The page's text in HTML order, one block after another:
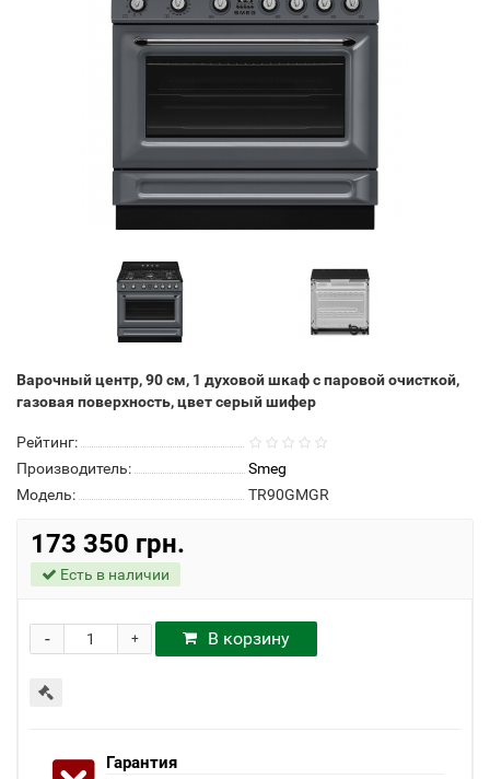
Варочный центр, 90 см, 1 духовой шкаф с паровой очисткой,
газовая поверхность, цвет серый шифер
Рейтинг:
Производитель:
Smeg
Модель:
TR90GMGR
173 350 грн.
Есть в наличии
+
- В корзину
Гарантия